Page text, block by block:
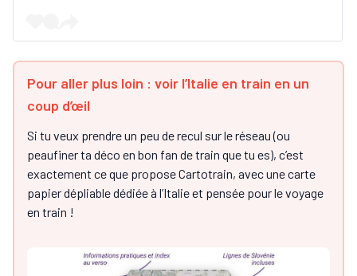
Pour aller plus loin : voir l’Italie en train en un
coup d’œil
Si tu veux prendre un peu de recul sur le réseau (ou
peaufiner ta déco en bon fan de train que tu es), c’est
exactement ce que propose Cartotrain, avec une carte
papier dépliable dédiée à l’Italie et pensée pour le voyage
en train !